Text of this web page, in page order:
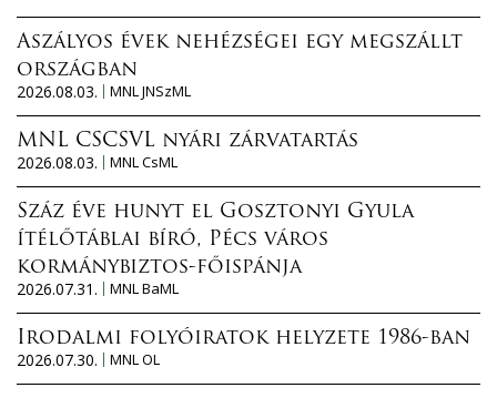
Aszályos évek nehézségei egy megszállt
országban
2026.08.03.
MNL JNSzML
MNL CSCSVL nyári zárvatartás
2026.08.03.
MNL CsML
Száz éve hunyt el Gosztonyi Gyula
ítélőtáblai bíró, Pécs város
kormánybiztos-főispánja
2026.07.31.
MNL BaML
Irodalmi folyóiratok helyzete 1986-ban
2026.07.30.
MNL OL